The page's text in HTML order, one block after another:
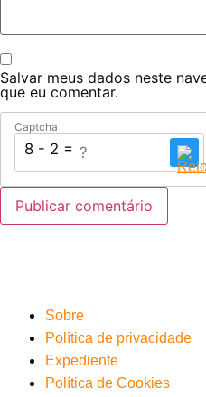
Salvar meus dados neste
que eu comentar.
Captcha
8 - 2 = ?
Sobre
Política de privacidade
Expediente
Política de Cookies